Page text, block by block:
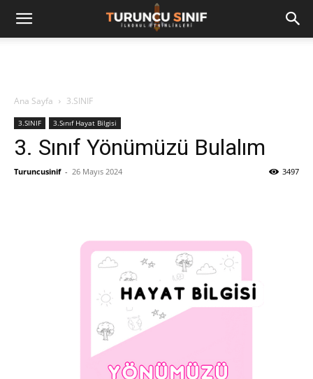
Ana Sayfa 3.SINIF
3.SINIF 3.Sınıf Hayat Bilgisi
3. Sınıf Yönümüzü Bulalım
Turuncusinif - 26 Mayıs 2024 3497